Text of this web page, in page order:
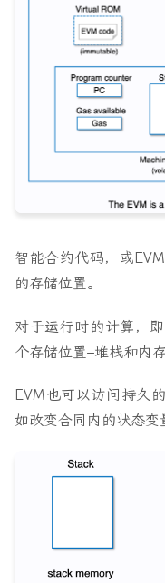
智能合约代码，或
的存储位置。
对于运行时的计算，
个存储位置–堆栈和内
EVM也可以访问持久
如改变合同内的状态变